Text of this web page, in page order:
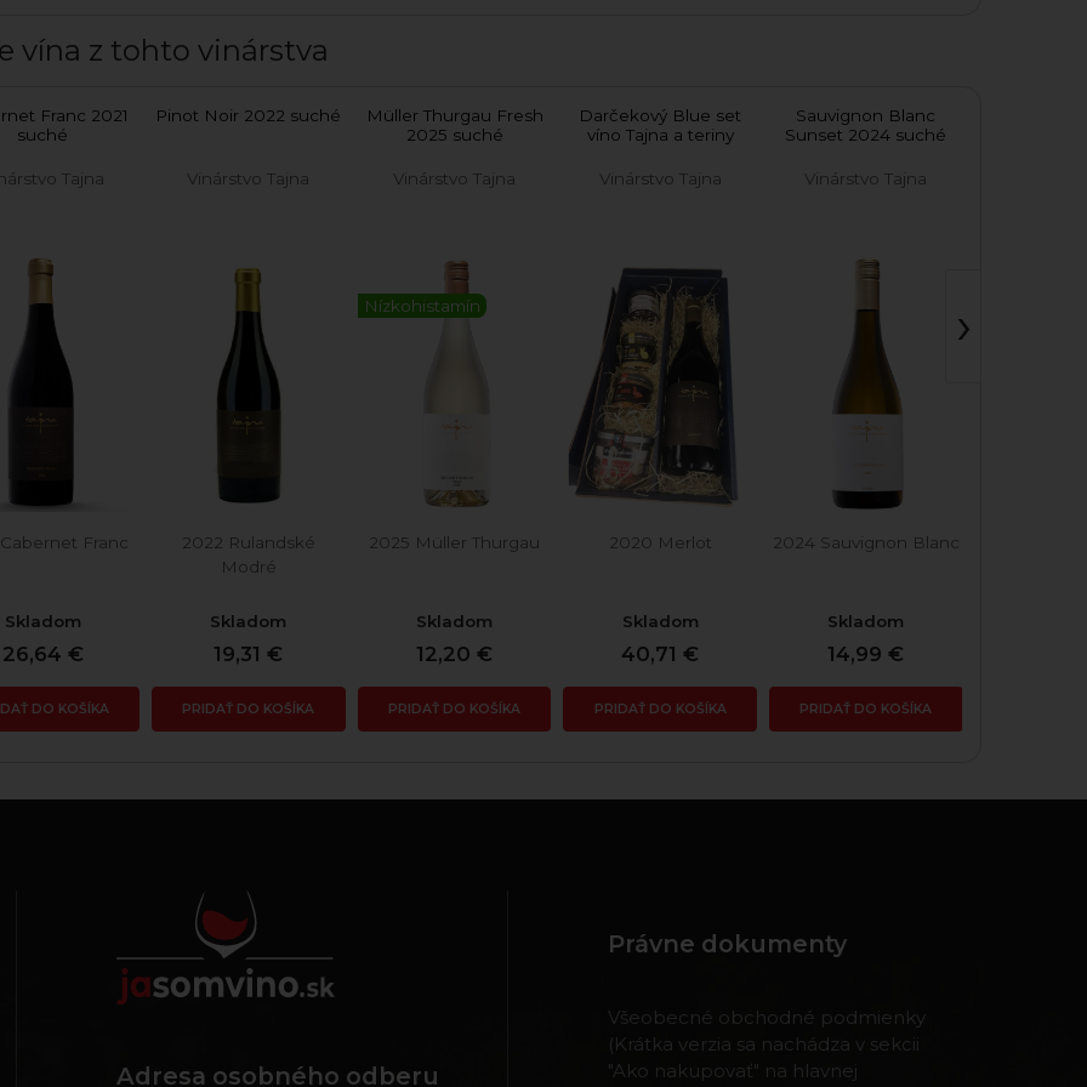
vína z tohto vinárstva
Franc 2021
suché
Tajna
Franc
Skladom
26,64 €
DO KOŠÍKA
Pinot Noir 2022 suché
Vinárstvo Tajna
2022 Rulandské
Modré
Skladom
19,31 €
PRIDAŤ DO KOŠÍKA
Müller Thurgau Fresh
2025 suché
Vinárstvo Tajna
Nízkohistamín
2025 Müller Thurgau
Skladom
12,20 €
PRIDAŤ DO KOŠÍKA
Darčekový Blue set
víno Tajna a teriny
Vinárstvo Tajna
2020 Merlot
Skladom
40,71 €
PRIDAŤ DO KOŠÍKA
Sauvignon Blanc
Sunset 2024 suché
Vinárstvo Tajna
2024 Sauvignon Blanc
Skladom
14,99 €
PRIDAŤ DO KOŠÍKA
›
Adresa osobného odberu
Právne dokumenty
Všeobecné obchodné podmienky
(Krátka verzia sa nachádza v sekcii
"Ako nakupovať" na hlavnej